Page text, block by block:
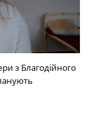
з Благодійного